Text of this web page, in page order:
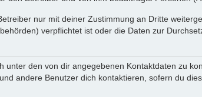
nur mit deiner Zustimmung an Dritte
verpflichtet ist oder die Daten zur
unter den von dir angegebenen Kontaktdaten zu
andere Benutzer dich kontaktieren, sofern du